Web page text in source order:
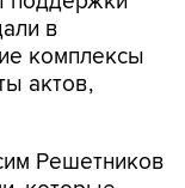
в
комплексы
актов,
Решетников